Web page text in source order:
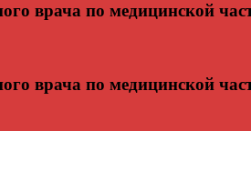
врача по медицинской
врача по медицинской